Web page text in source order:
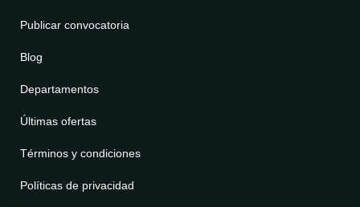
Publicar convocatoria
Blog
Departamentos
Últimas ofertas
Términos y condiciones
Políticas de privacidad